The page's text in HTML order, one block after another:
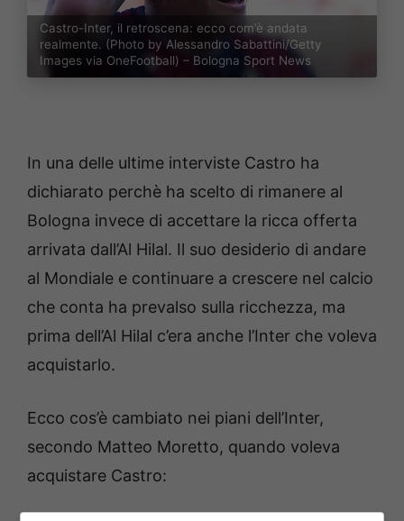
Castro-Inter, il retroscena: ecco com’è andata
realmente. (Photo by Alessandro Sabattini/Getty
Images via OneFootball) – Bologna Sport News
In una delle ultime interviste Castro ha
dichiarato perchè ha scelto di rimanere al
Bologna invece di accettare la ricca offerta
arrivata dall’Al Hilal. Il suo desiderio di andare
al Mondiale e continuare a crescere nel calcio
che conta ha prevalso sulla ricchezza, ma
prima dell’Al Hilal c’era anche l’Inter che voleva
acquistarlo.
Ecco cos’è cambiato nei piani dell’Inter,
secondo Matteo Moretto, quando voleva
acquistare Castro: